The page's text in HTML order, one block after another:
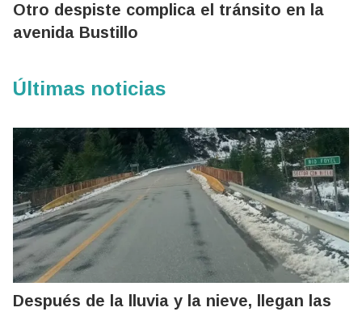
Otro despiste complica el tránsito en la
avenida Bustillo
Últimas noticias
Después de la lluvia y la nieve, llegan las